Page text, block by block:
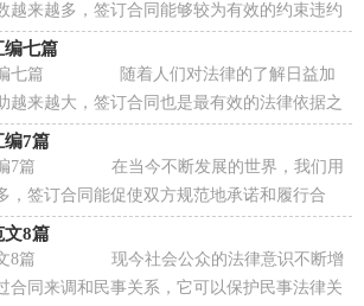
越来越多，签订合同能够较为有效的约束违约
到底应如何拟定合同...
编七篇
编七篇 随着人们对法律的了解日益加
越来越大，签订合同也是最有效的法律依据之
的格式吗？以下是小编...
编7篇
编7篇 在当今不断发展的世界，我们用
，签订合同能促使双方规范地承诺和履行合
，当然也有不同的目的，...
文8篇
文8篇 现今社会公众的法律意识不断增
合同来调和民事关系，它可以保护民事法律关